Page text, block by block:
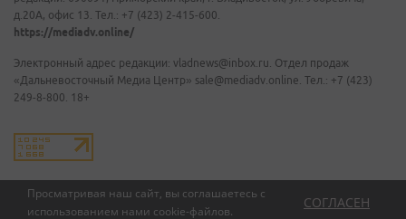
Просматривая наш сайт, вы соглашаетесь с
использованием нами cookie-файлов.
СОГЛАСЕН
д.20А, офис 13. Тел.: +7 (423) 2-415-600.
https://mediadv.online/
Электронный адрес редакции: vladnews@inbox.ru. Отдел продаж
«Дальневосточный Медиа Центр» sale@mediadv.online. Тел.: +7 (423)
249-8-800. 18+